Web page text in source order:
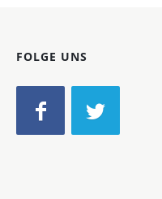
FOLGE UNS